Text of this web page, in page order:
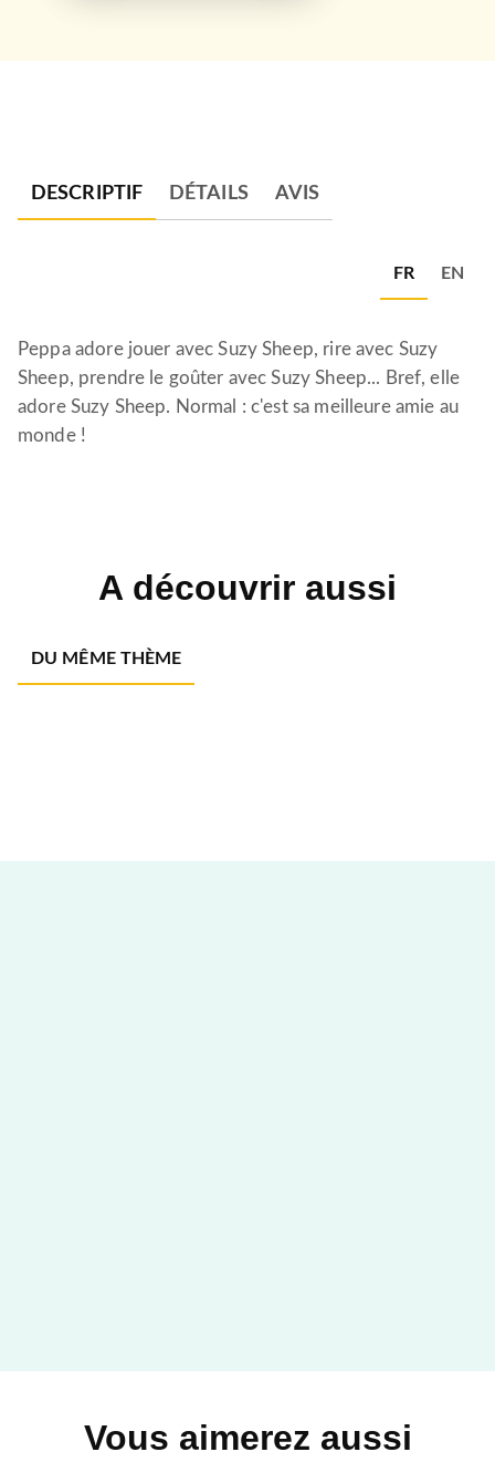
DESCRIPTIF DÉTAILS AVIS
FR EN
Peppa adore jouer avec Suzy Sheep, rire avec Suzy
Sheep, prendre le goûter avec Suzy Sheep... Bref, elle
adore Suzy Sheep. Normal : c'est sa meilleure amie au
monde !
A découvrir aussi
DU MÊME THÈME
Vous aimerez aussi